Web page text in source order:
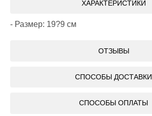
ХАРАКТЕРИСТИКИ
- Размер: 19?9 см
ОТЗЫВЫ
СПОСОБЫ ДОСТАВКИ
СПОСОБЫ ОПЛАТЫ